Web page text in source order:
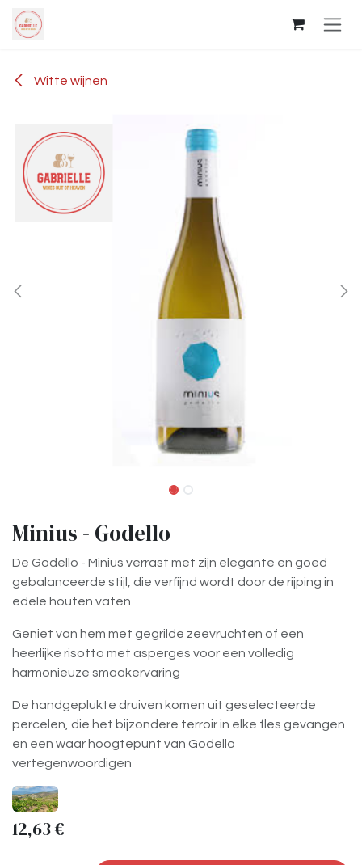
Overslaan naar inhoud
Witte wijnen
Minius - Godello
De Godello - Minius verrast met zijn elegante en goed
gebalanceerde stijl, die verfijnd wordt door de rijping in
edele houten vaten
Geniet van hem met gegrilde zeevruchten of een
heerlijke risotto met asperges voor een volledig
harmonieuze smaakervaring
De handgeplukte druiven komen uit geselecteerde
percelen, die het bijzondere terroir in elke fles gevangen
en een waar hoogtepunt van Godello
vertegenwoordigen
12,63€